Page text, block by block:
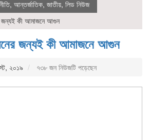
, আন্তর্জাতিক, জাতীয়, লিড নিউজ
জন্যই কী আমাজনে আগুন
জন্যই কী আমাজনে আগুন
২০১৯ ৭৩৮ জন নিউজটি পড়েছেন